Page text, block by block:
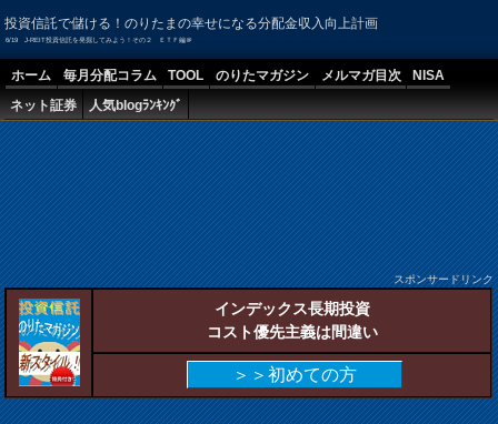
投資信託で儲ける！のりたまの幸せになる分配金収入向上計画
6/19 J-REIT投資信託を発掘してみよう！その２ ＥＴＦ編＠
ホーム 毎月分配コラム TOOL のりたマガジン メルマガ目次
NISA
ネット証券
人気blogﾗﾝｷﾝｸﾞ
スポンサードリンク
インデックス長期投資
コスト優先主義は間違い
＞＞初めての方